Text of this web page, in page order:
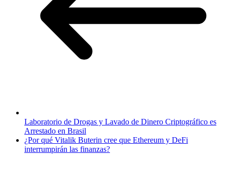
Laboratorio de Drogas y Lavado de Dinero Criptográfico es
Arrestado en Brasil
¿Por qué Vitalik Buterin cree que Ethereum y DeFi
interrumpirán las finanzas?